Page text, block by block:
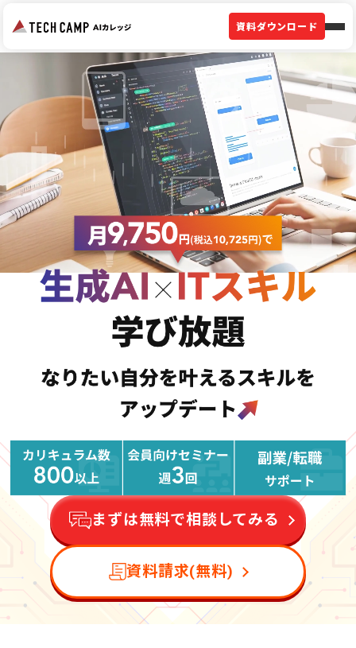
資料ダウンロード
まずは無料で相談してみる
資料請求(無料)